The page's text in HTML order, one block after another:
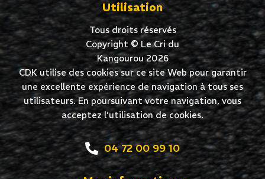
Utilisation
Tous droits réservés
Copyright © Le Cri du
Kangourou 2026
CDK utilise des cookies sur ce site Web pour garantir
une excellente expérience de navigation à tous ses
utilisateurs. En poursuivant votre navigation, vous
acceptez l’utilisation de cookies.
04 72 00 99 10